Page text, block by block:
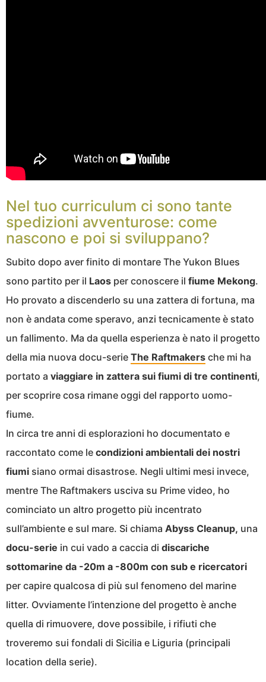
Nel tuo curriculum ci sono tante
spedizioni avventurose: come
nascono e poi si sviluppano?
Subito dopo aver finito di montare The Yukon Blues
sono partito per il Laos per conoscere il fiume Mekong.
Ho provato a discenderlo su una zattera di fortuna, ma
non è andata come speravo, anzi tecnicamente è stato
un fallimento. Ma da quella esperienza è nato il progetto
della mia nuova docu-serie The Raftmakers che mi ha
portato a viaggiare in zattera sui fiumi di tre continenti,
per scoprire cosa rimane oggi del rapporto uomo-
fiume.
In circa tre anni di esplorazioni ho documentato e
raccontato come le condizioni ambientali dei nostri
fiumi siano ormai disastrose. Negli ultimi mesi invece,
mentre The Raftmakers usciva su Prime video, ho
cominciato un altro progetto più incentrato
sull’ambiente e sul mare. Si chiama Abyss Cleanup, una
docu-serie in cui vado a caccia di discariche
sottomarine da -20m a -800m con sub e ricercatori
per capire qualcosa di più sul fenomeno del marine
litter. Ovviamente l’intenzione del progetto è anche
quella di rimuovere, dove possibile, i rifiuti che
troveremo sui fondali di Sicilia e Liguria (principali
location della serie).